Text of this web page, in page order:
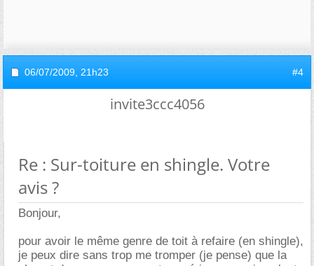
06/07/2009, 21h23 #4
invite3ccc4056
Re : Sur-toiture en shingle. Votre
avis ?
Bonjour,
pour avoir le même genre de toit à refaire (en shingle),
je peux dire sans trop me tromper (je pense) que la